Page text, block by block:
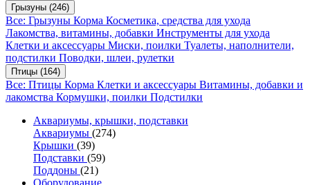
Грызуны (246)
Все: Грызуны Корма Косметика, средства для ухода
Лакомства, витамины, добавки Инструменты для ухода
Клетки и аксессуары Миски, поилки Туалеты, наполнители,
подстилки Поводки, шлеи, рулетки
Птицы (164)
Все: Птицы Корма Клетки и аксессуары Витамины, добавки и
лакомства Кормушки, поилки Подстилки
Аквариумы, крышки, подставки
Аквариумы (274)
Крышки (39)
Подставки (59)
Поддоны (21)
Оборудование